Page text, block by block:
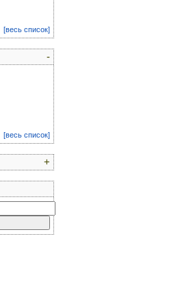
[весь список]
-
[весь список]
+